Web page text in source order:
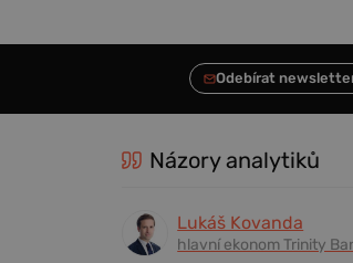
Názory analytiků
Lukáš Kovanda
hlavní ekonom Trinity